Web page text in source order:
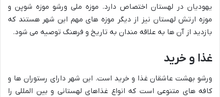
یهودیان در لهستان اختصاص دارد. موزه ملی ورشو موزه شوپن و
موزه ارتش لهستان نیز از دیگر موزه های مهم این شهر هستند که
بازدید از آن ها به علاقه مندان به تاریخ و فرهنگ توصیه می شود.
غذا و خرید
ورشو بهشت ​​عاشقان غذا و خرید است. این شهر دارای رستوران ها و
کافه های متنوعی است که انواع غذاهای لهستانی و بین المللی را